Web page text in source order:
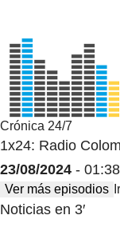
Crónica 24/7
1x24: Radio
23/08/2024 -
Ver más episodios
Noticias en 3′